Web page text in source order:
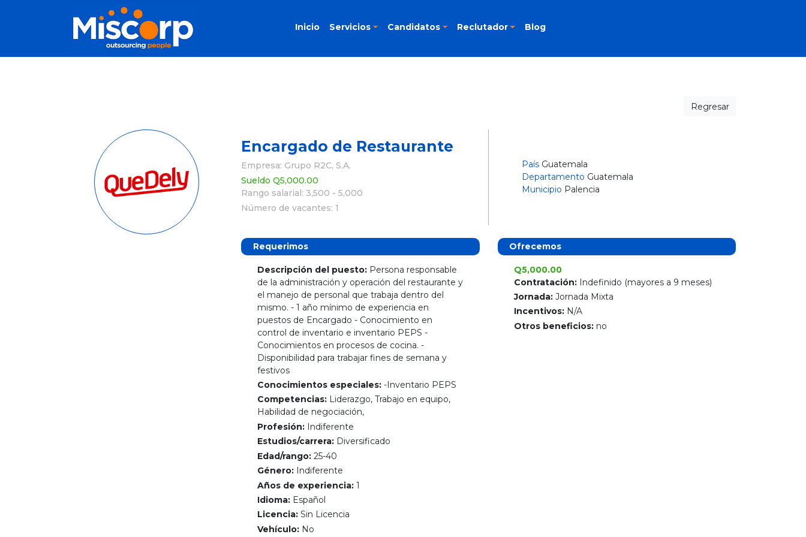
Inicio Servicios Candidatos Reclutador Blog
Regresar
Encargado de Restaurante
Empresa: Grupo R2C, S.A.
Sueldo Q5,000.00
Rango salarial: 3,500 - 5,000
Número de vacantes: 1
PaísGuatemala
Departamento Guatemala
Municipio Palencia
Requerimos
Descripción del puesto: Persona responsable
de la administración y operación del restaurante y
el manejo de personal que trabaja dentro del
mismo. - 1 año mínimo de experiencia en
puestos de Encargado - Conocimiento en
control de inventario e inventario PEPS -
Conocimientos en procesos de cocina. -
Disponibilidad para trabajar fines de semana y
festivos
Conocimientos especiales: -Inventario PEPS
Competencias: Liderazgo, Trabajo en equipo,
Habilidad de negociación,
Profesión: Indiferente
Estudios/carrera: Diversificado
Edad/rango: 25-40
Género: Indiferente
Años de experiencia: 1
Idioma: Español
Licencia: Sin Licencia
Vehículo: No
Ofrecemos
Q5,000.00
Contratación:Indefinido (mayores a 9 meses)
Jornada:Jornada Mixta
Incentivos:N/A
Otros beneficios:no